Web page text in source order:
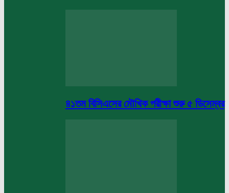
৪১তম বিসিএসের মৌখিক পরীক্ষা শুরু ৫ ডিসেম্বর